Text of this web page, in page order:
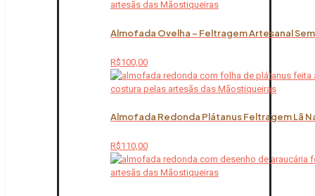
Almofada Ovelha – Feltragem Artesanal
R$100,00
Almofada Redonda Plátanus Feltragem Lã
R$110,00